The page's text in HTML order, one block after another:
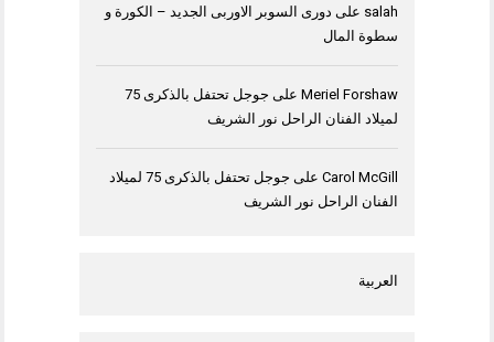
salah على دورى السوبر الاوربى الجديد – الكورة و
سطوة المال
Meriel Forshaw على
جوجل تحتفل بالذكرى 75
لميلاد الفنان الراحل نور الشريف
Carol McGill على
جوجل تحتفل بالذكرى 75 لميلاد
الفنان الراحل نور الشريف
العربية